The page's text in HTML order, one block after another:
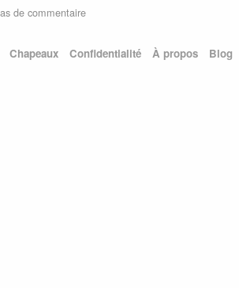
de commentaire
Chapeaux Confidentialité À propos Blog